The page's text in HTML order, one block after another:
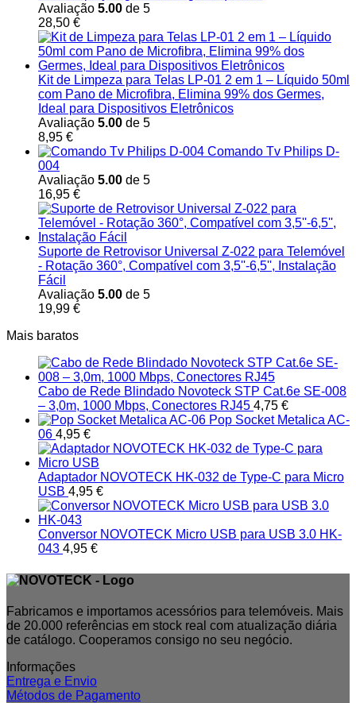
Avaliação 5.00 de 5
28,50 €
Kit de Limpeza para Telas LP-01 2 em 1 – Líquido 50ml
com Pano de Microfibra, Elimina 99% dos Germes,
Ideal para Dispositivos Eletrônicos
Avaliação 5.00 de 5
8,95 €
Comando Tv Philips D-
004
Avaliação 5.00 de 5
16,95 €
Suporte de Retrovisor Universal Z-022 para Telemóvel
- Rotação 360°, Compatível com 3,5''-6,5'', Instalação
Fácil
Avaliação 5.00 de 5
19,99 €
Mais baratos
Cabo de Rede Blindado Novoteck STP Cat.6e SE-008
– 3,0m, 1000 Mbps, Conectores RJ45 4,75 €
Pop Socket Metalica AC-
06 4,95 €
Adaptador NOVOTECK HK-032 de Type-C para Micro
USB 4,95 €
Conversor NOVOTECK Micro USB para USB 3.0 HK-
043 4,95 €
Fabricamos e importamos acessórios para telemóveis. Mais
de 20.000 referências em stock real com atualização diária
de catálogo. Cooperamos consigo no seu negócio.
Informações
Entrega e Envio
Métodos de Pagamento